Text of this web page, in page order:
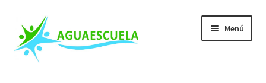
la
navegación
al
contenido
Menú